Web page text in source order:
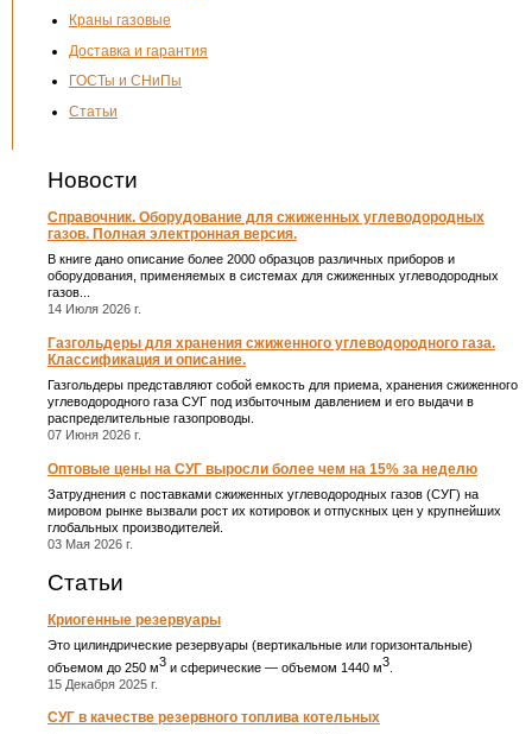
Краны газовые
Доставка и гарантия
ГОСТы и СНиПы
Статьи
Новости
Справочник. Оборудование для сжиженных углеводородных
газов. Полная электронная версия.
В книге дано описание более 2000 образцов различных приборов и
оборудования, применяемых в системах для сжиженных углеводородных
газов...
14 Июля 2026 г.
Газгольдеры для хранения сжиженного углеводородного газа.
Классификация и описание.
Газгольдеры представляют собой емкость для приема, хранения сжиженного
углеводородного газа СУГ под избыточным давлением и его выдачи в
распределительные газопроводы.
07 Июня 2026 г.
Оптовые цены на СУГ выросли более чем на 15% за неделю
Затруднения с поставками сжиженных углеводородных газов (СУГ) на
мировом рынке вызвали рост их котировок и отпускных цен у крупнейших
глобальных производителей.
03 Мая 2026 г.
Статьи
Криогенные резервуары
Это цилиндрические резервуары (вертикальные или горизонтальные)
объемом до 250 м3 и сферические ― объемом 1440 м3
15 Декабря 2025 г.
СУГ в качестве резервного топлива котельных